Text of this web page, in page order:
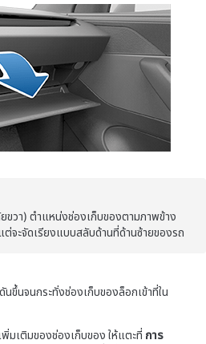
ขวา) ตำแหน่งช่องเก็บของตามภาพข้าง
ต่จะจัดเรียงแบบสลับด้านที่ด้านซ้ายของรถ
ขึ้นจนกระทั่งช่องเก็บของล็อกเข้าที่ใน
มเติมของช่องเก็บของ ให้แตะที่ การ